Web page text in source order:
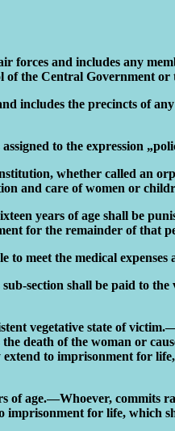
forces and includes any
the Central Government or
includes the precincts of
to the expression
whether called an
and care of women or
years of age shall be
for the remainder of that
to meet the medical
section shall be paid to the
vegetative state of
death of the woman or
to imprisonment for
of age.—Whoever, commits
imprisonment for life,